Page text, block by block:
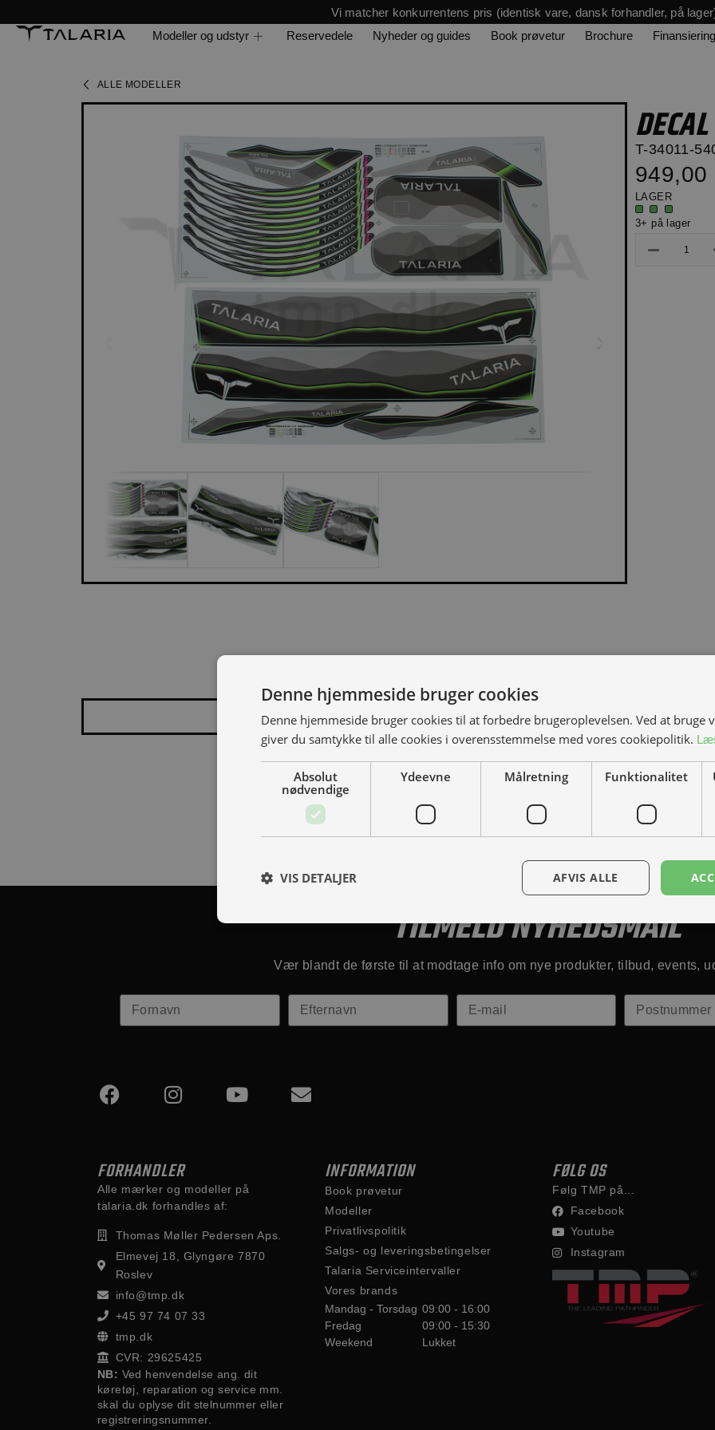
Vi matcher konkurrentens pris (identisk vare, dansk forhandler, på
Modeller og udstyr
Reservedele Nyheder og guides Book prøvetur Brochure Finansiering
ALLE MODELLER
T-34011-
949,00
LAGER
3+ på lager
Kontakt os Book prøvetur
TILMELD NYHEDSMAIL
Vær blandt de første til at modtage info om nye produkter, tilbud, events,
FORHANDLER
Alle mærker og modeller på
talaria.dk forhandles af:
Thomas Møller Pedersen Aps.
Elmevej 18, Glyngøre 7870
Roslev
info@tmp.dk
+45 97 74 07 33
tmp.dk
CVR: 29625425
NB: Ved henvendelse ang. dit
køretøj, reparation og service mm.
skal du oplyse dit stelnummer eller
registreringsnummer.
INFORMATION
Book prøvetur
Modeller
Privatlivspolitik
Salgs- og leveringsbetingelser
Talaria Serviceintervaller
Vores brands
Mandag - Torsdag 09:00 - 16:00
Fredag
09:00 - 15:30
Weekend
Lukket
FØLG OS
Følg TMP på...
Facebook
Youtube
Instagram
Denne hjemmeside bruger cookies
Denne hjemmeside bruger cookies til at forbedre brugeroplevelsen. Ved at bruge
giver du samtykke til alle cookies i overensstemmelse med vores cookiepolitik.
Absolut
nødvendige
Ydeevne Målretning Funktionalitet
AFVIS ALLE
VIS DETALJER